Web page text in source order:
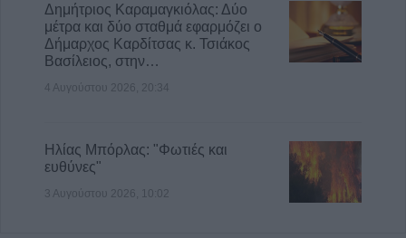
Δημήτριος Καραμαγκιόλας: Δύο
μέτρα και δύο σταθμά εφαρμόζει ο
Δήμαρχος Καρδίτσας κ. Τσιάκος
Βασίλειος, στην…
4 Αυγούστου 2026, 20:34
Ηλίας Μπόρλας: "Φωτιές και
ευθύνες"
3 Αυγούστου 2026, 10:02